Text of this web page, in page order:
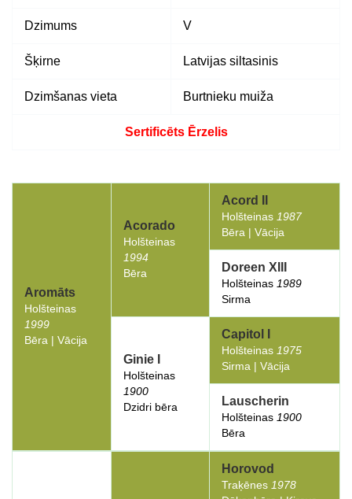
Dzimums V
Šķirne Latvijas siltasinis
Dzimšanas vieta Burtnieku muiža
Sertificēts Ērzelis
Aromāts
Holšteinas
1999
Bēra | Vācija
Acorado
Holšteinas
1994
Bēra
Acord II
Holšteinas 1987
Bēra | Vācija
Doreen XIII
Holšteinas 1989
Sirma
Ginie I
Holšteinas
1900
Dzidri bēra
Capitol I
Holšteinas 1975
Sirma | Vācija
Lauscherin
Holšteinas 1900
Bēra
Horovod
Traķēnes 1978